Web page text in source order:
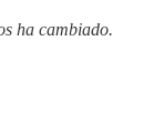
ha cambiado.